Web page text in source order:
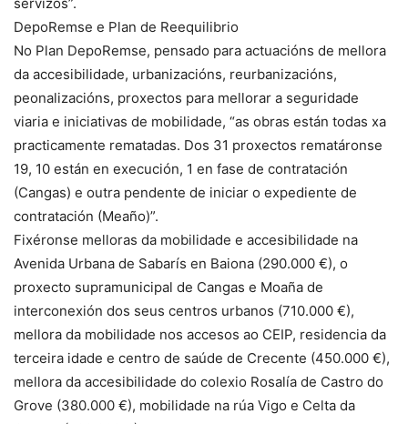
DepoRemse e Plan de Reequilibrio
No Plan DepoRemse, pensado para actuacións de mellora
da accesibilidade, urbanizacións, reurbanizacións,
peonalizacións, proxectos para mellorar a seguridade
viaria e iniciativas de mobilidade, “as obras están todas xa
practicamente rematadas. Dos 31 proxectos rematáronse
19, 10 están en execución, 1 en fase de contratación
(Cangas) e outra pendente de iniciar o expediente de
contratación (Meaño)”.
Fixéronse melloras da mobilidade e accesibilidade na
Avenida Urbana de Sabarís en Baiona (290.000 €), o
proxecto supramunicipal de Cangas e Moaña de
interconexión dos seus centros urbanos (710.000 €),
mellora da mobilidade nos accesos ao CEIP, residencia da
terceira idade e centro de saúde de Crecente (450.000 €),
mellora da accesibilidade do colexio Rosalía de Castro do
Grove (380.000 €), mobilidade na rúa Vigo e Celta da